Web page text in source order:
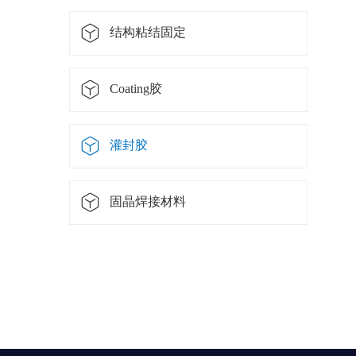
结构粘结固定
Coating胶
灌封胶
固晶焊接材料